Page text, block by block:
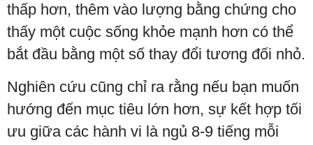
thấp hơn, thêm vào lượng bằng chứng cho
thấy một cuộc sống khỏe mạnh hơn có thể
bắt đầu bằng một số thay đổi tương đối nhỏ.
Nghiên cứu cũng chỉ ra rằng nếu bạn muốn
hướng đến mục tiêu lớn hơn, sự kết hợp tối
ưu giữa các hành vi là ngủ 8-9 tiếng mỗi